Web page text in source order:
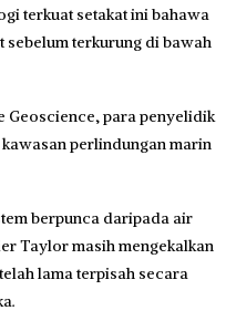
terkuat setakat ini bahawa
terkurung di bawah
Geoscience, para penyelidik
perlindungan marin
berpunca daripada air
Taylor masih mengekalkan
lama terpisah secara